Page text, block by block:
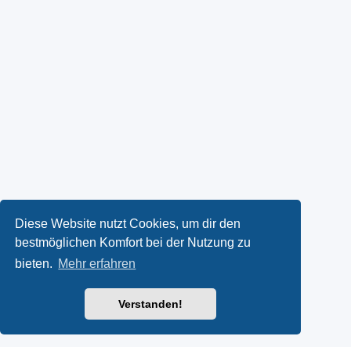
Diese Website nutzt Cookies, um dir den
bestmöglichen Komfort bei der Nutzung zu
bieten. Mehr erfahren
Verstanden!